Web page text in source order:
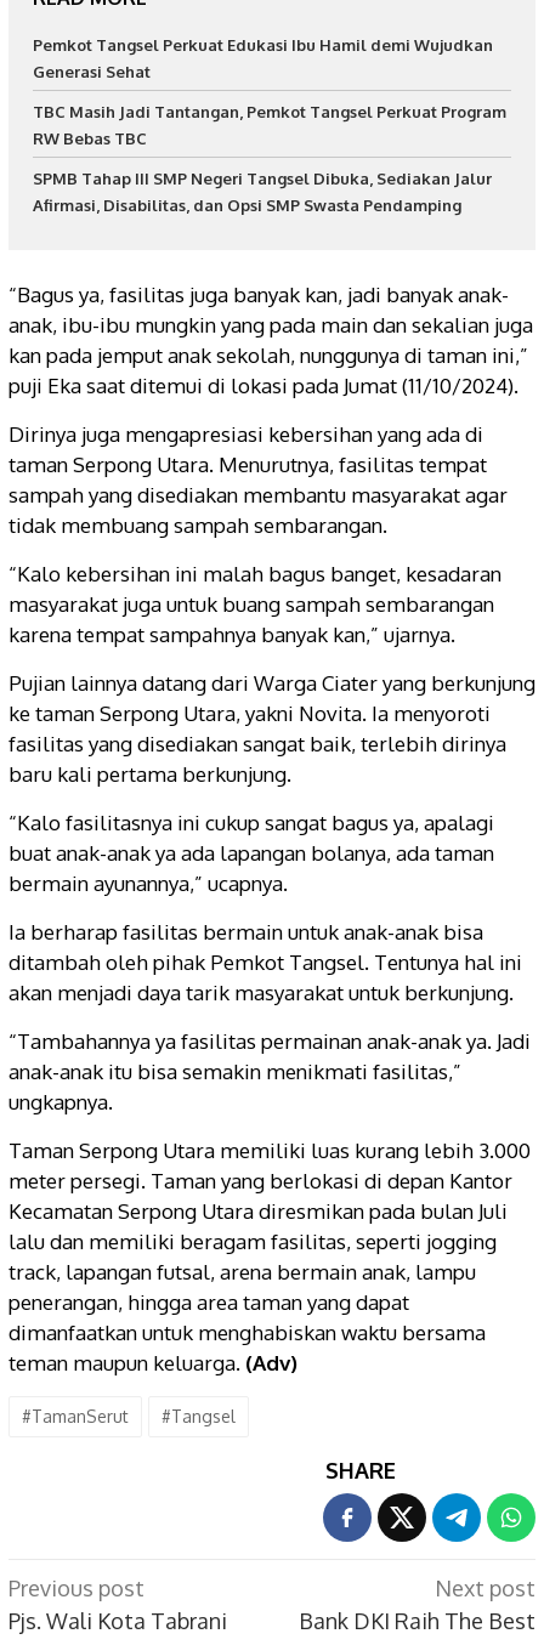
Pemkot Tangsel Perkuat Edukasi Ibu Hamil demi Wujudkan
Generasi Sehat
TBC Masih Jadi Tantangan, Pemkot Tangsel Perkuat Program
RW Bebas TBC
SPMB Tahap III SMP Negeri Tangsel Dibuka, Sediakan Jalur
Afirmasi, Disabilitas, dan Opsi SMP Swasta Pendamping
“Bagus ya, fasilitas juga banyak kan, jadi banyak anak-
anak, ibu-ibu mungkin yang pada main dan sekalian juga
kan pada jemput anak sekolah, nunggunya di taman ini,”
puji Eka saat ditemui di lokasi pada Jumat (11/10/2024).
Dirinya juga mengapresiasi kebersihan yang ada di
taman Serpong Utara. Menurutnya, fasilitas tempat
sampah yang disediakan membantu masyarakat agar
tidak membuang sampah sembarangan.
“Kalo kebersihan ini malah bagus banget, kesadaran
masyarakat juga untuk buang sampah sembarangan
karena tempat sampahnya banyak kan,” ujarnya.
Pujian lainnya datang dari Warga Ciater yang berkunjung
ke taman Serpong Utara, yakni Novita. Ia menyoroti
fasilitas yang disediakan sangat baik, terlebih dirinya
baru kali pertama berkunjung.
“Kalo fasilitasnya ini cukup sangat bagus ya, apalagi
buat anak-anak ya ada lapangan bolanya, ada taman
bermain ayunannya,” ucapnya.
Ia berharap fasilitas bermain untuk anak-anak bisa
ditambah oleh pihak Pemkot Tangsel. Tentunya hal ini
akan menjadi daya tarik masyarakat untuk berkunjung.
“Tambahannya ya fasilitas permainan anak-anak ya. Jadi
anak-anak itu bisa semakin menikmati fasilitas,”
ungkapnya.
Taman Serpong Utara memiliki luas kurang lebih 3.000
meter persegi. Taman yang berlokasi di depan Kantor
Kecamatan Serpong Utara diresmikan pada bulan Juli
lalu dan memiliki beragam fasilitas, seperti jogging
track, lapangan futsal, arena bermain anak, lampu
penerangan, hingga area taman yang dapat
dimanfaatkan untuk menghabiskan waktu bersama
teman maupun keluarga. (Adv)
#TamanSerut #Tangsel
SHARE
Post
navigation
Previous post
Pjs. Wali Kota Tabrani
Next post
Bank DKI Raih The Best